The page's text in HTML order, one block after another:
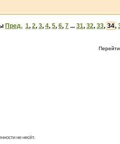
Пред. 1, 2, 3, 4, 5, 6, 7 ... 31, 32, 33, 34,
не несёт.